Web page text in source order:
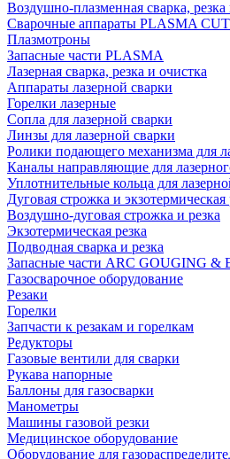
Воздушно-плазменная сварка, резка
Сварочные аппараты PLASMA CUT
Плазмотроны
Запасные части PLASMA
Лазерная сварка, резка и очистка
Аппараты лазерной сварки
Горелки лазерные
Сопла для лазерной сварки
Линзы для лазерной сварки
Ролики подающего механизма для
Каналы направляющие для
Уплотнительные кольца для
Дуговая строжка и экзотермическая
Воздушно-дуговая строжка и резка
Экзотермическая резка
Подводная сварка и резка
Запасные части ARC GOUGING
Газосварочное оборудование
Резаки
Горелки
Запчасти к резакам и горелкам
Редукторы
Газовые вентили для сварки
Рукава напорные
Баллоны для газосварки
Манометры
Машины газовой резки
Медицинское оборудование
Оборудование для